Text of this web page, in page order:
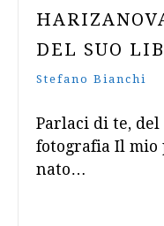
DEL SUO
Stefano Bianchi
Parlaci di te,
fotografia Il mio
nato…